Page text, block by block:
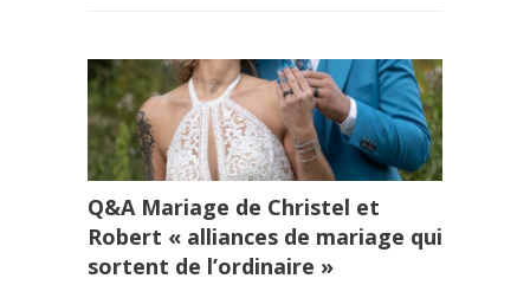
Q&A Mariage de Christel et
Robert « alliances de mariage qui
sortent de l’ordinaire »